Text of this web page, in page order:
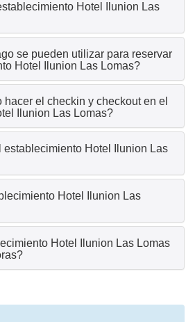
Hotel Ilunion Las
se pueden utilizar para reservar
Hotel Ilunion Las Lomas?
el checkin y checkout en el
Ilunion Las Lomas?
establecimiento Hotel Ilunion Las
Hotel Ilunion Las
Hotel Ilunion Las Lomas